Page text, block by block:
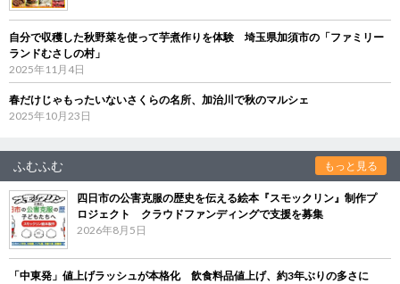
自分で収穫した秋野菜を使って芋煮作りを体験 埼玉県加須市の「ファミリー
ランドむさしの村」
2025年11月4日
春だけじゃもったいないさくらの名所、加治川で秋のマルシェ
2025年10月23日
ふむふむ もっと見る
四日市の公害克服の歴史を伝える絵本『スモックリン』制作プ
ロジェクト クラウドファンディングで支援を募集
2026年8月5日
「中東発」値上げラッシュが本格化 飲食料品値上げ、約3年ぶりの多さに